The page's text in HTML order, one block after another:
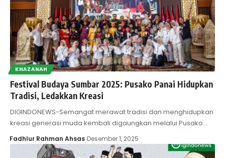
KHAZANAH
Festival Budaya Sumbar 2025: Pusako Panai Hidupkan
Tradisi, Ledakkan Kreasi
DIGINDONEWS-Semangat merawat tradisi dan menghidupkan
kreasi generasi muda kembali digaungkan melalui Pusako…
Fadhlur Rahman Ahsas Desember 1, 2025